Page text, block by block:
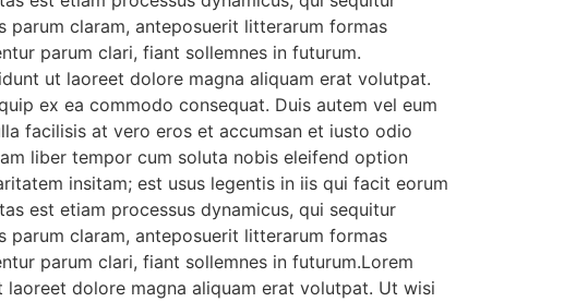
parum claram, anteposuerit litterarum formas
parum clari, fiant sollemnes in futurum.
ut laoreet dolore magna aliquam erat volutpat.
ex ea commodo consequat. Duis autem vel eum
facilisis at vero eros et accumsan et iusto odio
liber tempor cum soluta nobis eleifend option
insitam; est usus legentis in iis qui facit eorum
est etiam processus dynamicus, qui sequitur
parum claram, anteposuerit litterarum formas
parum clari, fiant sollemnes in futurum.Lorem
dolore magna aliquam erat volutpat. Ut wisi